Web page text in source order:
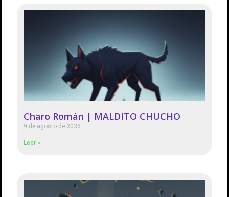
Charo Román | MALDITO CHUCHO
9 de agosto de 2026
Leer »